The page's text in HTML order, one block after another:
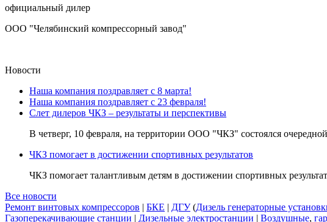
официальный дилер
ООО "Челябинский компрессорный завод"
Новости
Наша компания поздравляет с 8 марта!
Наша компания поздравляет с 23 февраля!
Слет дилеров ЧКЗ – результаты и перспективы
В четверг, 10 февраля, на территории ООО "ЧКЗ" состоялся
ЧКЗ помогает в достижении спортивных результатов
ЧКЗ помогает талантливым детям в достижении спортивных
Все новости
Ремонт винтовых компрессоров | БКЕ | ДГУ(Дизель генераторные
Газоперекачивающие станции | Дизельные электростанции | Воздушные,